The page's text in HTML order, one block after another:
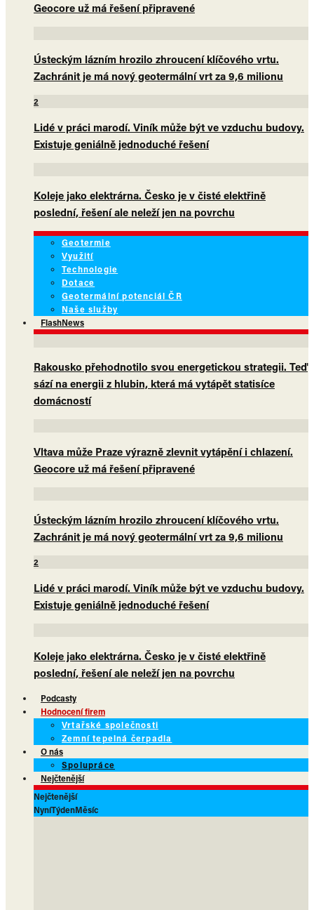
Geocore už má řešení připravené
Ústeckým lázním hrozilo zhroucení klíčového vrtu.
Zachránit je má nový geotermální vrt za 9,6 milionu
2
Lidé v práci marodí. Viník může být ve vzduchu budovy.
Existuje geniálně jednoduché řešení
Koleje jako elektrárna. Česko je v čisté elektřině
poslední, řešení ale neleží jen na povrchu
Geotermie
Využití
Technologie
Dotace
Geotermální potenciál ČR
Naše služby
FlashNews
Rakousko přehodnotilo svou energetickou strategii. Teď
sází na energii z hlubin, která má vytápět statisíce
domácností
Vltava může Praze výrazně zlevnit vytápění i chlazení.
Geocore už má řešení připravené
Ústeckým lázním hrozilo zhroucení klíčového vrtu.
Zachránit je má nový geotermální vrt za 9,6 milionu
2
Lidé v práci marodí. Viník může být ve vzduchu budovy.
Existuje geniálně jednoduché řešení
Koleje jako elektrárna. Česko je v čisté elektřině
poslední, řešení ale neleží jen na povrchu
Podcasty
Hodnocení firem
Vrtařské společnosti
Zemní tepelná čerpadla
O nás
Spolupráce
Nejčtenější
Nejčtenější
NyníTýdenMěsíc